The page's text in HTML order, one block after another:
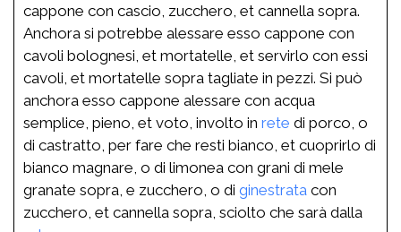
cappone con cascio, zucchero, et cannella sopra.
Anchora si potrebbe alessare esso cappone con
cavoli bolognesi, et mortatelle, et servirlo con essi
cavoli, et mortatelle sopra tagliate in pezzi. Si può
anchora esso cappone alessare con acqua
semplice, pieno, et voto, involto in rete di porco, o
di castratto, per fare che resti bianco, et cuoprirlo di
bianco magnare, o di limonea con grani di mele
granate sopra, e zucchero, o di ginestrata con
zucchero, et cannella sopra, sciolto che sarà dalla